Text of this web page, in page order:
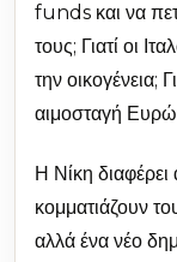
funds και να
τους; Γιατί οι
την οικογένεια;
αιμοσταγή
Η Νίκη
κομματιάζουν
αλλά ένα νέο